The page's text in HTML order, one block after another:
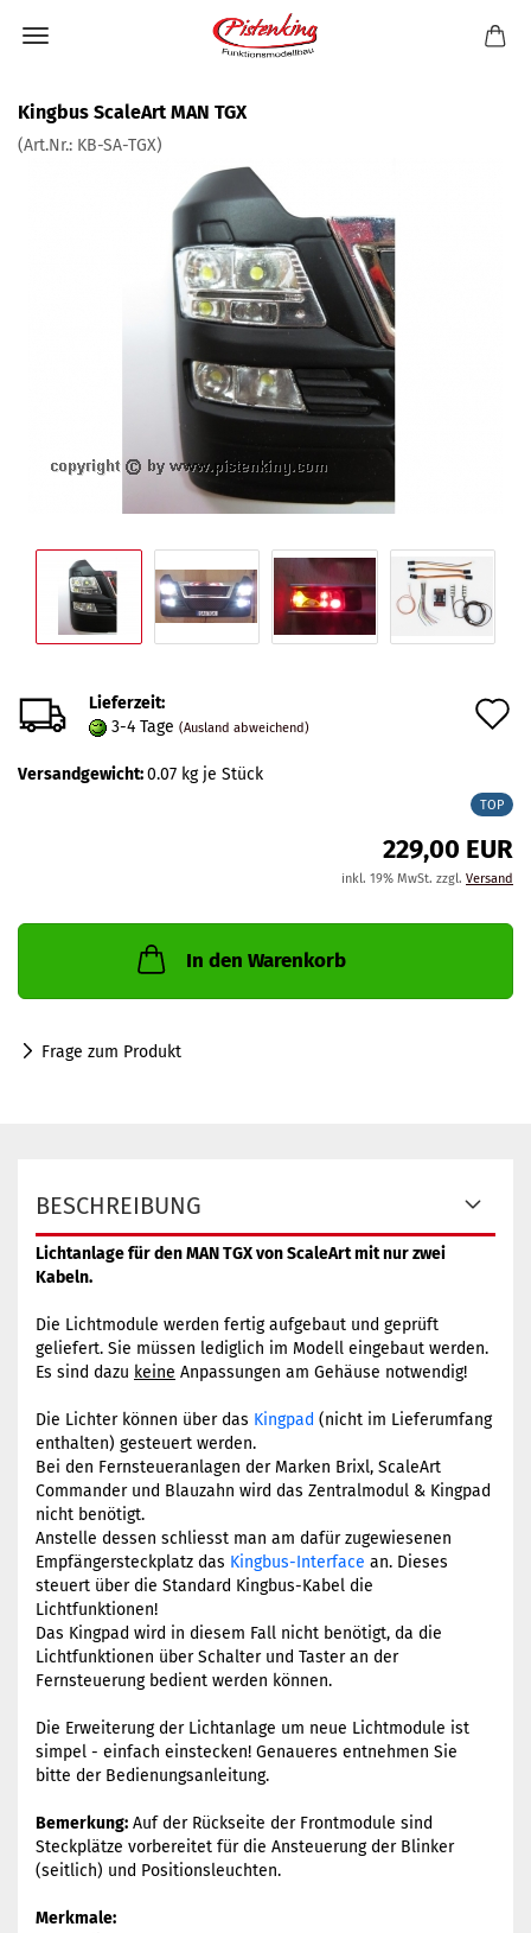
Kingbus ScaleArt MAN TGX
(Art.Nr.: KB-SA-TGX)
Lieferzeit:
3-4 Tage (Ausland abweichend)
Versandgewicht:0.07 kg je Stück
TOP
229,00 EUR
inkl. 19% MwSt. zzgl. Versand
In den Warenkorb
Frage zum Produkt
BESCHREIBUNG
Lichtanlage für den MAN TGX von ScaleArt mit nur zwei
Kabeln.
Die Lichtmodule werden fertig aufgebaut und geprüft
geliefert. Sie müssen lediglich im Modell eingebaut werden.
Es sind dazu keine Anpassungen am Gehäuse notwendig!
Die Lichter können über das Kingpad (nicht im Lieferumfang
enthalten) gesteuert werden.
Bei den Fernsteueranlagen der Marken Brixl, ScaleArt
Commander und Blauzahn wird das Zentralmodul & Kingpad
nicht benötigt.
Anstelle dessen schliesst man am dafür zugewiesenen
Empfängersteckplatz das Kingbus-Interface an. Dieses
steuert über die Standard Kingbus-Kabel die
Lichtfunktionen!
Das Kingpad wird in diesem Fall nicht benötigt, da die
Lichtfunktionen über Schalter und Taster an der
Fernsteuerung bedient werden können.
Die Erweiterung der Lichtanlage um neue Lichtmodule ist
simpel - einfach einstecken! Genaueres entnehmen Sie
bitte der Bedienungsanleitung.
Bemerkung: Auf der Rückseite der Frontmodule sind
Steckplätze vorbereitet für die Ansteuerung der Blinker
(seitlich) und Positionsleuchten.
Merkmale: